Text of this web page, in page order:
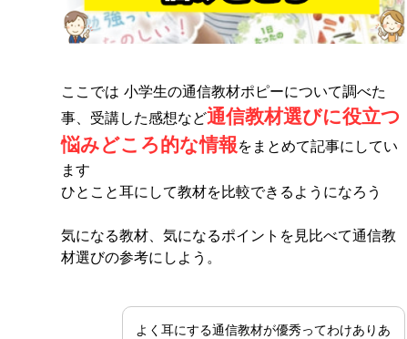
ここでは 小学生の通信教材ポピーについて調べた
事、受講した感想など通信教材選びに役立つ
悩みどころ的な情報をまとめて記事にしてい
ます
ひとこと耳にして教材を比較できるようになろう
気になる教材、気になるポイントを見比べて通信教
材選びの参考にしよう。
よく耳にする通信教材が優秀ってわけありあ